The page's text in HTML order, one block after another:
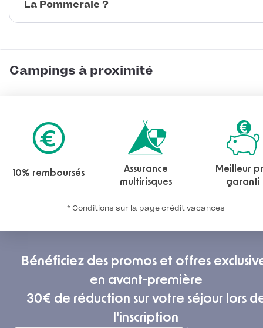
La Pommeraie ?
Campings à proximité
10% remboursés
Assurance
multirisques
Meilleur
garanti
* Conditions sur la page crédit vacances
Bénéficiez des promos et offres
en avant-première
30€ de réduction sur votre séjour lors
l'inscription